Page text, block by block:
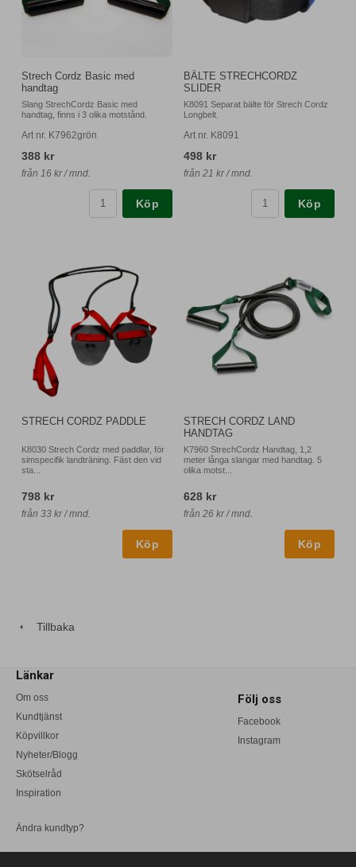
Strech Cordz Basic med
handtag
Slang StrechCordz Basic med
handtag, finns i 3 olika motstånd.
Art nr. K7962grön
388 kr
från 16 kr / mnd.
Köp
BÄLTE STRECHCORDZ
SLIDER
K8091 Separat bälte för Strech Cordz
Longbelt.
Art nr. K8091
498 kr
från 21 kr / mnd.
Köp
STRECH CORDZ PADDLE
K8030 Strech Cordz med paddlar, för
simspecifik landträning. Fäst den vid
sta...
798 kr
från 33 kr / mnd.
STRECH CORDZ LAND
HANDTAG
K7960 StrechCordz Handtag, 1,2
meter långa slangar med handtag. 5
olika motst...
628 kr
från 26 kr / mnd.
Tillbaka
Länkar
Om oss
Kundtjänst
Köpvillkor
Nyheter/Blogg
Skötselråd
Inspiration
Ändra kundtyp?
Följ oss
Facebook
Instagram